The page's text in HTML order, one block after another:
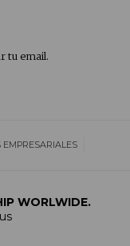
tu email.
EMPRESARIALES
WORLWIDE.